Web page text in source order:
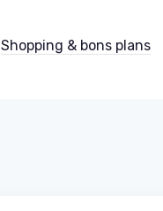
Shopping & bons plans